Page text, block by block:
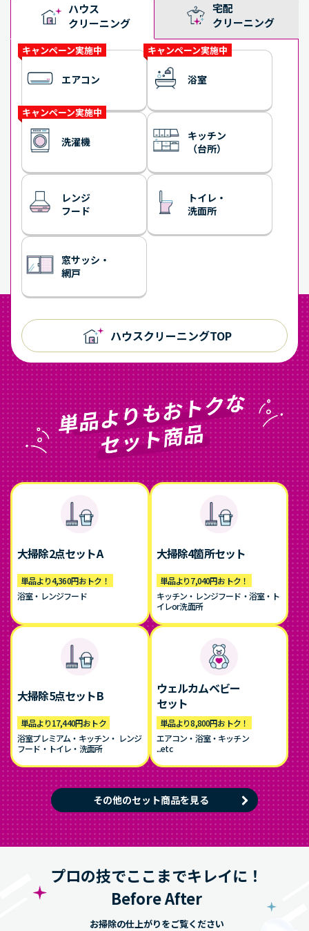
ハウス
クリーニング
宅配
クリーニング
キャンペーン実施中
エアコン
キャンペーン実施中
浴室
キャンペーン実施中
洗濯機
キッチン
（台所）
レンジ
フード
トイレ・
洗面所
窓サッシ・
網戸
ハウスクリーニングTOP
大掃除2点セットA
単品より4,360円おトク！
浴室・レンジフード
大掃除4箇所セット
単品より7,040円おトク！
キッチン・レンジフード・浴室・ト
イレor洗面所
大掃除5点セットB
単品より17,440円おトク
浴室プレミアム・キッチン・ レンジ
フード・トイレ・洗面所
ウェルカムベビー
セット
単品より8,800円おトク！
エアコン・浴室・キッチン
...etc
その他のセット商品を見る
プロの技でここまでキレイに！
Before After
お掃除の仕上がりをご覧ください